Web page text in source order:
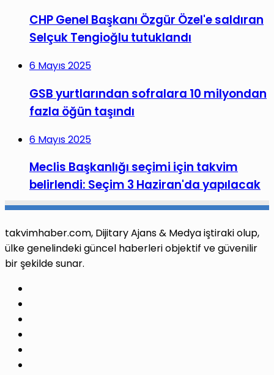
CHP Genel Başkanı Özgür Özel'e saldıran
Selçuk Tengioğlu tutuklandı
6 Mayıs 2025
GSB yurtlarından sofralara 10 milyondan
fazla öğün taşındı
6 Mayıs 2025
Meclis Başkanlığı seçimi için takvim
belirlendi: Seçim 3 Haziran'da yapılacak
takvimhaber.com, Dijitary Ajans & Medya iştiraki olup,
ülke genelindeki güncel haberleri objektif ve güvenilir
bir şekilde sunar.